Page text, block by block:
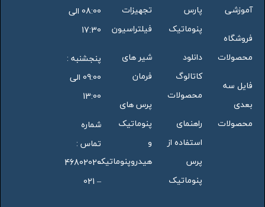
آموزشی
فروشگاه
محصولات
فایل سه
بعدی
محصولات
پارس
پنوماتیک
دانلود
کاتالوگ
محصولات
راهنمای
استفاده از
پرس
پنوماتیک
تجهیزات
فیلتراسیون
شیر های
فرمان
پرس های
پنوماتیک
و
هیدروپنوماتیک
08:00 الی
17:30
پنجشنبه :
09:00 الی
13:00
شماره
تماس :
46802020
– 021